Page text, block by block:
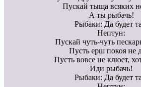
Пускай тыща всяких
А ты рыбачь!
Рыбаки: Да будет
Нептун:
Пускай чуть-чуть
Пусть ерш покоя не
Пусть вовсе не клюет,
Иди рыбачь!
Рыбаки: Да будет